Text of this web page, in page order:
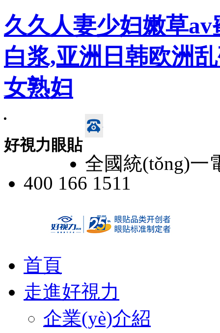
久久人妻少妇嫩草
白浆,亚洲日韩欧洲
女熟妇
好視力眼貼
全國統(tǒng)一
400 166 1511
首頁
走進好視力
企業(yè)介紹